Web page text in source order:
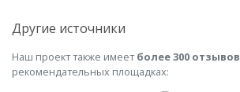
Другие источники
Наш проект также имеетболее 300 отзывов
рекомендательных площадках: